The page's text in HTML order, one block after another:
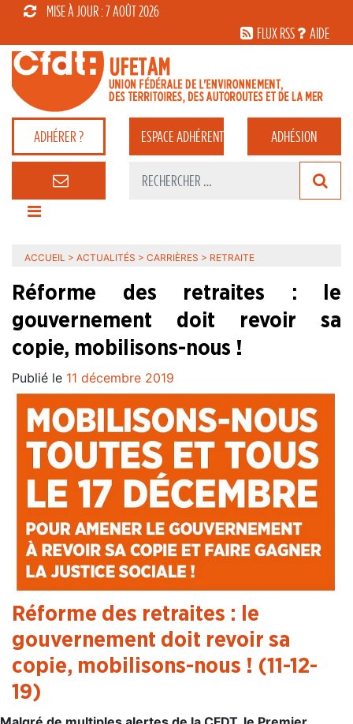
MISE À JOUR : 7 AOÛT 2026
FLUX RSS
AIDE
ADHÉRER ? ESPACEADHÉRENT ADHÉSION
ACCUEIL > ACTUALITÉS > CARRIÈRES > RETRAITE
Réforme des retraites : le
gouvernement doit revoir sa
copie, mobilisons-nous !
Publié le 11 décembre 2019
Réforme des retraites : le
gouvernement doit revoir sa
copie, mobilisons-nous ! (11-12-
19)